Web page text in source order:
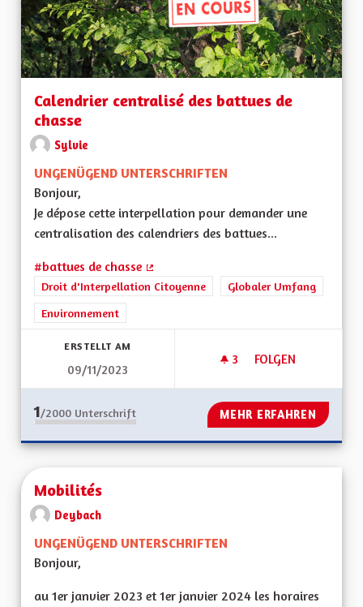
Calendrier centralisé des battues de
chasse
Sylvie
UNGENÜGEND UNTERSCHRIFTEN
Bonjour,
Je dépose cette interpellation pour demander une
centralisation des calendriers des battues...
#battues de chasse
(Externer Link)
Droit d'Interpellation Citoyenne
Globaler Umfang
Environnement
ERSTELLT AM
09/11/2023
3 3 FOLLOWER
FOLGEN
CALENDRIER
1/2000 Unterschrift MEHR ERFAHREN
Mobilités
Deybach
UNGENÜGEND UNTERSCHRIFTEN
Bonjour,
au 1er janvier 2023 et 1er janvier 2024 les horaires